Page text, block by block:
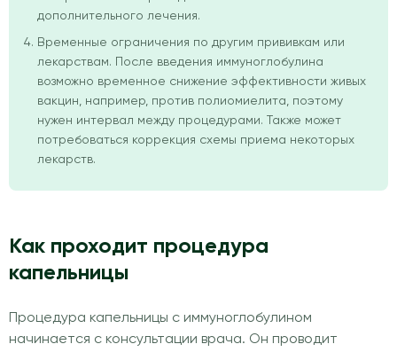
дополнительного лечения.
Временные ограничения по другим прививкам или
лекарствам. После введения иммуноглобулина
возможно временное снижение эффективности живых
вакцин, например, против полиомиелита, поэтому
нужен интервал между процедурами. Также может
потребоваться коррекция схемы приема некоторых
лекарств.
Как проходит процедура
капельницы
Процедура капельницы с иммуноглобулином
начинается с консультации врача. Он проводит